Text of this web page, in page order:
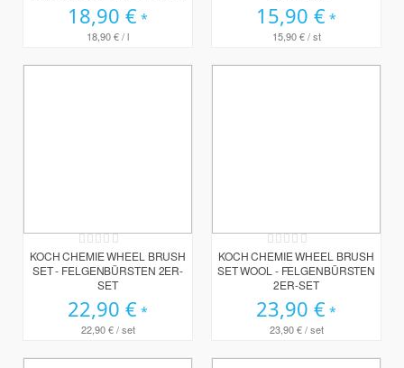
18,90 €
18,90 €/ l
15,90 €
15,90 €/ st
Rating:
0%
KOCH CHEMIE WHEEL BRUSH
SET - FELGENBÜRSTEN 2ER-
SET
22,90 €
22,90 €/ set
Rating:
0%
KOCH CHEMIE WHEEL BRUSH
SET WOOL - FELGENBÜRSTEN
2ER-SET
23,90 €
23,90 €/ set